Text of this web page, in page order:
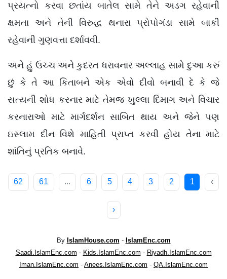
પ્રયત્નો કરવા છતાંય બાતેલ સામે તેને અડગ રહેવાની
ક્ષમતા અને તેની વિરુદ્ધ થનારા પ્રોપોગંડા સામે બાકી
રહેવાની ગુણવત્તા દર્શાવવી.
અને હું ઉચ્ચ અને કુદરત ધરાવનાર અલ્લાહ સામે દુઆ કરું
છું કે તે આ કિતાબને એક એવો દીવો બનાવી દે કે જે
સત્યની શોધ કરનાર માટે તેમજ ખુલ્લા દિમાગ અને વિચાર
કરનારાઓ માટે માર્ગદર્શન સાબિત થાય અને જેને પણ
ઇસ્લામ દીન વિશે માહિતી પ્રાપ્ત કરવી હોય તેના માટે
શાંતિનું પ્રતિક બનાવે.
‹
1
2
3
4
5
6
...
61
62
›
By IslamHouse.com - IslamEnc.com
Saadi.IslamEnc.com - Kids.IslamEnc.com - Riyadh.IslamEnc.com
Iman.IslamEnc.com - Anees.IslamEnc.com - QA.IslamEnc.com